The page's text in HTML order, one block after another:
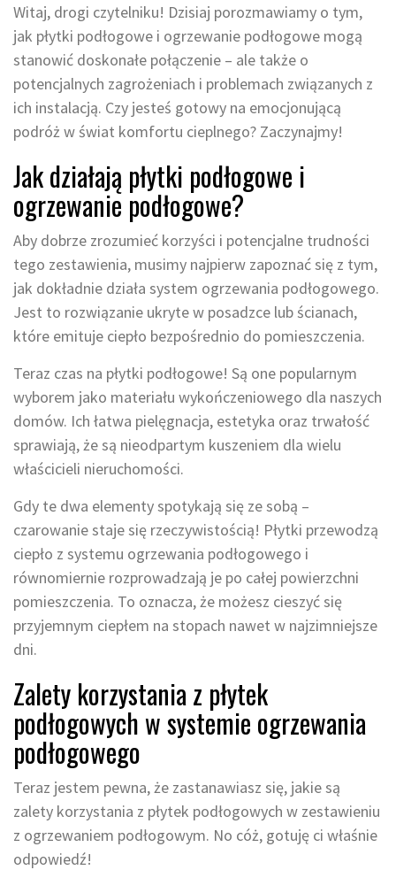
Witaj, drogi czytelniku! Dzisiaj porozmawiamy o tym,
jak płytki podłogowe i ogrzewanie podłogowe mogą
stanowić doskonałe połączenie – ale także o
potencjalnych zagrożeniach i problemach związanych z
ich instalacją. Czy jesteś gotowy na emocjonującą
podróż w świat komfortu cieplnego? Zaczynajmy!
Jak działają płytki podłogowe i
ogrzewanie podłogowe?
Aby dobrze zrozumieć korzyści i potencjalne trudności
tego zestawienia, musimy najpierw zapoznać się z tym,
jak dokładnie działa system ogrzewania podłogowego.
Jest to rozwiązanie ukryte w posadzce lub ścianach,
które emituje ciepło bezpośrednio do pomieszczenia.
Teraz czas na płytki podłogowe! Są one popularnym
wyborem jako materiału wykończeniowego dla naszych
domów. Ich łatwa pielęgnacja, estetyka oraz trwałość
sprawiają, że są nieodpartym kuszeniem dla wielu
właścicieli nieruchomości.
Gdy te dwa elementy spotykają się ze sobą –
czarowanie staje się rzeczywistością! Płytki przewodzą
ciepło z systemu ogrzewania podłogowego i
równomiernie rozprowadzają je po całej powierzchni
pomieszczenia. To oznacza, że możesz cieszyć się
przyjemnym ciepłem na stopach nawet w najzimniejsze
dni.
Zalety korzystania z płytek
podłogowych w systemie ogrzewania
podłogowego
Teraz jestem pewna, że zastanawiasz się, jakie są
zalety korzystania z płytek podłogowych w zestawieniu
z ogrzewaniem podłogowym. No cóż, gotuję ci właśnie
odpowiedź!